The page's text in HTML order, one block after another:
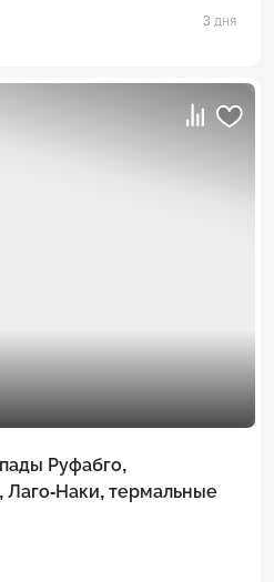
3 дня
Руфабго,
Лаго-Наки, термальные